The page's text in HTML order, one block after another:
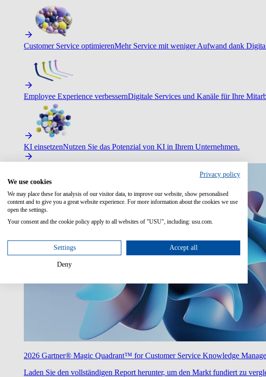
Customer Service optimierenMehr Service mit weniger Aufwand dank
Employee Experience verbessernDigitale Services und Kanäle für Ihre
KI einsetzenNutzen Sie das Potenzial von KI in Ihrem Unternehmen.
2026 Gartner® Magic Quadrant™ for Customer Service Knowledge
Laden Sie den vollständigen Report herunter, um den Markt fundiert zu
Privacy policy
We use cookies
We may place these for analysis of our visitor data, to improve our website, show personalised
content and to give you a great website experience. For more information about the cookies we use
open the settings.
Your consent and the cookie policy apply to all websites of "USU", including: usu.com.
Settings Accept all
Deny